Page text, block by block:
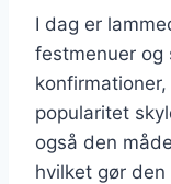
I dag er
festmenuer og
popularitet
også den
hvilket gør